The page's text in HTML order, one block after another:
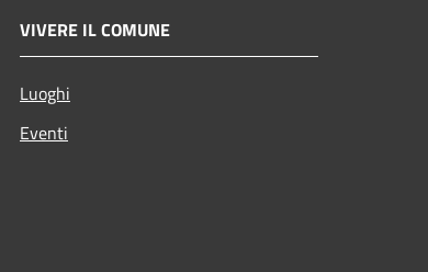
VIVERE IL COMUNE
Luoghi
Eventi